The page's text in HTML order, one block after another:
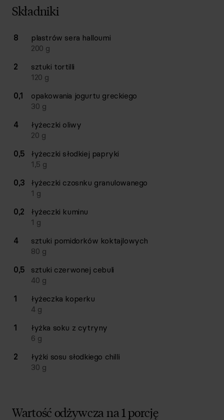
Składniki
Lista składników przepisu z ilościami i wagami
Ilość Składnik
8 plastrów sera halloumi
200 g
2
sztuki tortilli
120 g
0,1
opakowania jogurtu greckiego
30 g
4
łyżeczki oliwy
20 g
0,5
łyżeczki słodkiej papryki
1,5 g
0,3
łyżeczki czosnku granulowanego
1 g
0,2
łyżeczki kuminu
1 g
4
sztuki pomidorków koktajlowych
80 g
0,5
sztuki czerwonej cebuli
40 g
1
łyżeczka koperku
4g
1
łyżka soku z cytryny
6 g
2
łyżki sosu słodkiego chilli
30 g
Wartość odżywcza na 1 porcję